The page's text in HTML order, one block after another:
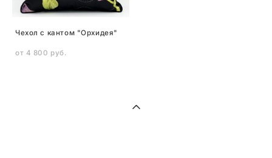
Чехол с кантом "Орхидея"
от 4 800 pуб.